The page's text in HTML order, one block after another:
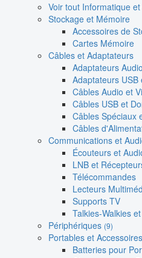
Voir tout Informatique
Stockage et Mémoire
Accessoires de
Cartes Mémoire
Câbles et Adaptateurs
Adaptateurs
Adaptateurs USB
Câbles Audio et
Câbles USB et
Câbles Spéciaux
Câbles
Communications et
Écouteurs et
LNB et
Télécommandes
Lecteurs
Supports TV
Talkies-Walkies
Périphériques (9)
Portables et Accessoires
Batteries pour